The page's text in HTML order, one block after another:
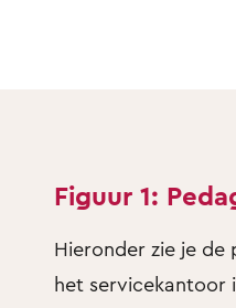
Figuur 1:
Hieronder zie je de
het servicekantoor